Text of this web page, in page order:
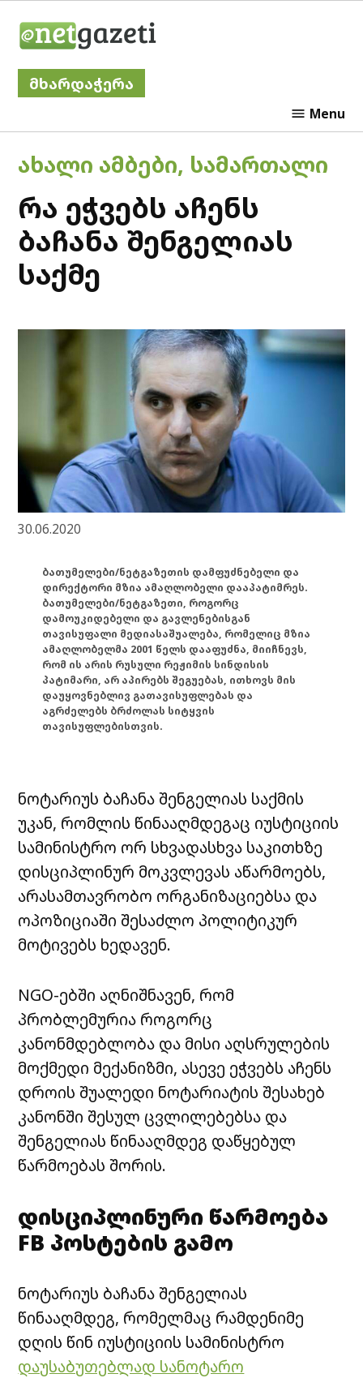
მხარდაჭერა
Menu
POSTED
IN
ᲐᲮᲐᲚᲘ ᲐᲛᲑᲔᲑᲘ, ᲡᲐᲛᲐᲠᲗᲐᲚᲘ
რა ეჭვებს აჩენს
ბაჩანა შენგელიას
საქმე
30.06.2020
ბათუმელები/ნეტგაზეთის დამფუძნებელი და
დირექტორი მზია ამაღლობელი დააპატიმრეს.
ბათუმელები/ნეტგაზეთი, როგორც
დამოუკიდებელი და გავლენებისგან
თავისუფალი მედიასაშუალება, რომელიც მზია
ამაღლობელმა 2001 წელს დააფუძნა, მიიჩნევს,
რომ ის არის რუსული რეჟიმის სინდისის
პატიმარი, არ აპირებს შეგუებას, ითხოვს მის
დაუყოვნებლივ გათავისუფლებას და
აგრძელებს ბრძოლას სიტყვის
თავისუფლებისთვის.
ნოტარიუს ბაჩანა შენგელიას საქმის
უკან, რომლის წინააღმდეგაც იუსტიციის
სამინისტრო ორ სხვადასხვა საკითხზე
დისციპლინურ მოკვლევას აწარმოებს,
არასამთავრობო ორგანიზაციებსა და
ოპოზიციაში შესაძლო პოლიტიკურ
მოტივებს ხედავენ.
NGO-ებში აღნიშნავენ, რომ
პრობლემურია როგორც
კანონმდებლობა და მისი აღსრულების
მოქმედი მექანიზმი, ასევე ეჭვებს აჩენს
დროის შუალედი ნოტარიატის შესახებ
კანონში შესულ ცვლილებებსა და
შენგელიას წინააღმდეგ დაწყებულ
წარმოებას შორის.
დისციპლინური წარმოება
FB პოსტების გამო
ნოტარიუს ბაჩანა შენგელიას
წინააღმდეგ, რომელმაც რამდენიმე
დღის წინ იუსტიციის სამინისტრო
დაუსაბუთებლად სანოტარო